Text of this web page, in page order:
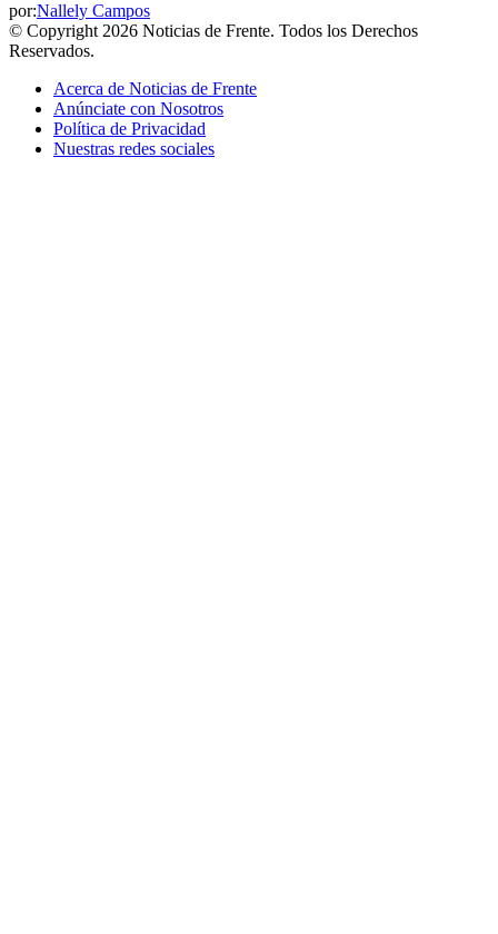
por:Nallely Campos
© Copyright 2026 Noticias de Frente. Todos los Derechos
Reservados.
Acerca de Noticias de Frente
Anúnciate con Nosotros
Política de Privacidad
Nuestras redes sociales